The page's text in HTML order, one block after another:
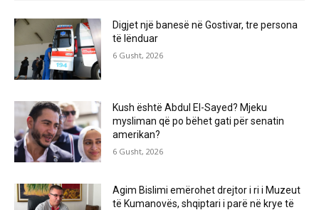
Digjet një banesë në Gostivar, tre persona
të lënduar
6 Gusht, 2026
Kush është Abdul El-Sayed? Mjeku
mysliman që po bëhet gati për senatin
amerikan?
6 Gusht, 2026
Agim Bislimi emërohet drejtor i ri i Muzeut
të Kumanovës, shqiptari i parë në krye të